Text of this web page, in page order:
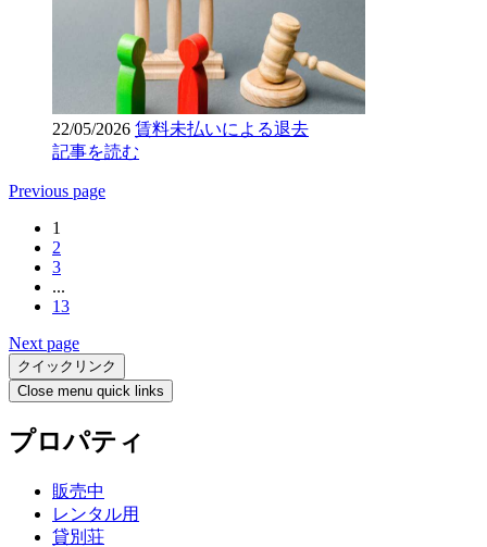
22/05/2026 賃料未払いによる退去
記事を読む
Previous page
1
2
3
...
13
Next page
クイックリンク
Close menu quick links
プロパティ
販売中
レンタル用
貸別荘